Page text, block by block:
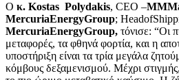
O κ. Kostas Polydakis, CEO –
MercuriaEnergyGroup;
MercuriaEnergyGroup, τόνισε: “Οι
μεταφορές, τα φθηνά φορτία, και η
υποστήριξη είναι τα τρία μεγάλα
κόμβους δεξαμενισμού. Μέχρι